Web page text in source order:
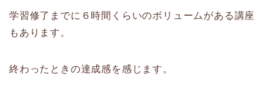
学習修了までに６時間くらいのボリュームがある講座
もあります。
終わったときの達成感を感じます。